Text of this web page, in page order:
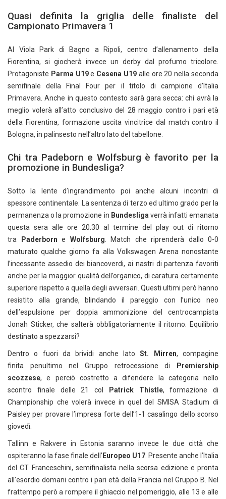
Quasi definita la griglia delle finaliste del
Campionato Primavera 1
Al Viola Park di Bagno a Ripoli, centro d’allenamento della
Fiorentina, si giocherà invece un derby dal profumo tricolore.
Protagoniste Parma U19e Cesena U19 alle ore 20 nella seconda
semifinale della Final Four per il titolo di campione d’Italia
Primavera. Anche in questo contesto sarà gara secca: chi avrà la
meglio volerà all’atto conclusivo del 28 maggio contro i pari età
della Fiorentina, formazione uscita vincitrice dal match contro il
Bologna, in palinsesto nell’altro lato del tabellone.
Chi tra Padeborn e Wolfsburg è favorito per la
promozione in Bundesliga?
Sotto la lente d’ingrandimento poi anche alcuni incontri di
spessore continentale. La sentenza di terzo ed ultimo grado per la
permanenza o la promozione in Bundesliga verrà infatti emanata
questa sera alle ore 20.30 al termine del play out di ritorno
tra
Paderborn e Wolfsburg . Match che riprenderà dallo 0-0
maturato qualche giorno fa alla Volkswagen Arena nonostante
l’incessante assedio dei biancoverdi, ai nastri di partenza favoriti
anche per la maggior qualità dell’organico, di caratura certamente
superiore rispetto a quella degli avversari. Questi ultimi però hanno
resistito alla grande, blindando il pareggio con l’unico neo
dell’espulsione per doppia ammonizione del centrocampista
Jonah Sticker, che salterà obbligatoriamente il ritorno. Equilibrio
destinato a spezzarsi?
Dentro o fuori da brividi anche latoSt. Mirren, compagine
finita penultimo nel Gruppo retrocessione di
Premiership
scozzese, e perciò costretto a difendere la categoria nello
scontro finale delle 21 col
Patrick Thistle, formazione di
Championship che volerà invece in quel del SMISA Stadium di
Paisley per provare l’impresa forte dell’1-1 casalingo dello scorso
giovedì.
Tallinn e Rakvere in Estonia saranno invece le due città che
ospiteranno la fase finale dell’ Europeo U17 . Presente anche l’Italia
del CT Franceschini, semifinalista nella scorsa edizione e pronta
all’esordio domani contro i pari età della Francia nel Gruppo B. Nel
frattempo però a rompere il ghiaccio nel pomeriggio, alle 13 e alle